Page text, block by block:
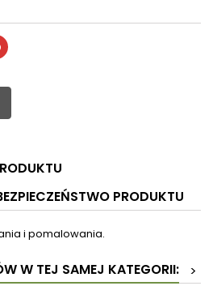
PRODUKTU
i pomalowania.
W TEJ SAMEJ KATEGORII:
>